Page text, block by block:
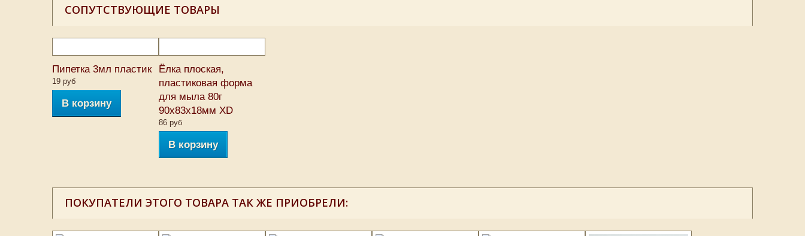
СОПУТСТВУЮЩИЕ ТОВАРЫ
Пипетка 3мл пластик
19 руб
В корзину
Ёлка плоская,
пластиковая форма
для мыла 80г
90х83х18мм XD
86 руб
В корзину
ПОКУПАТЕЛИ ЭТОГО ТОВАРА ТАК ЖЕ ПРИОБРЕЛИ: